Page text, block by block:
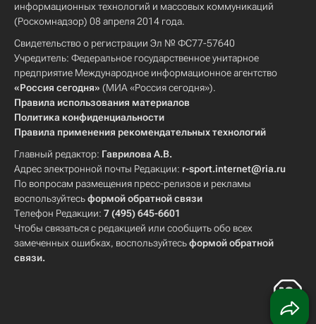
информационных технологий и массовых коммуникаций
(Роскомнадзор) 08 апреля 2014 года.
Свидетельство о регистрации Эл № ФС77-57640
Учредитель: Федеральное государственное унитарное
предприятие Международное информационное агентство
«Россия сегодня» (МИА «Россия сегодня»).
Правила использования материалов
Политика конфиденциальности
Правила применения рекомендательных технологий
Главный редактор: Гаврилова А.В.
Адрес электронной почты Редакции: r-sport.internet@ria.ru
По вопросам размещения пресс-релизов и рекламы
воспользуйтесьформой обратной связи
Телефон Редакции: 7 (495) 645-6601
Чтобы связаться с редакцией или сообщить обо всех
замеченных ошибках, воспользуйтесьформой обратной
связи.